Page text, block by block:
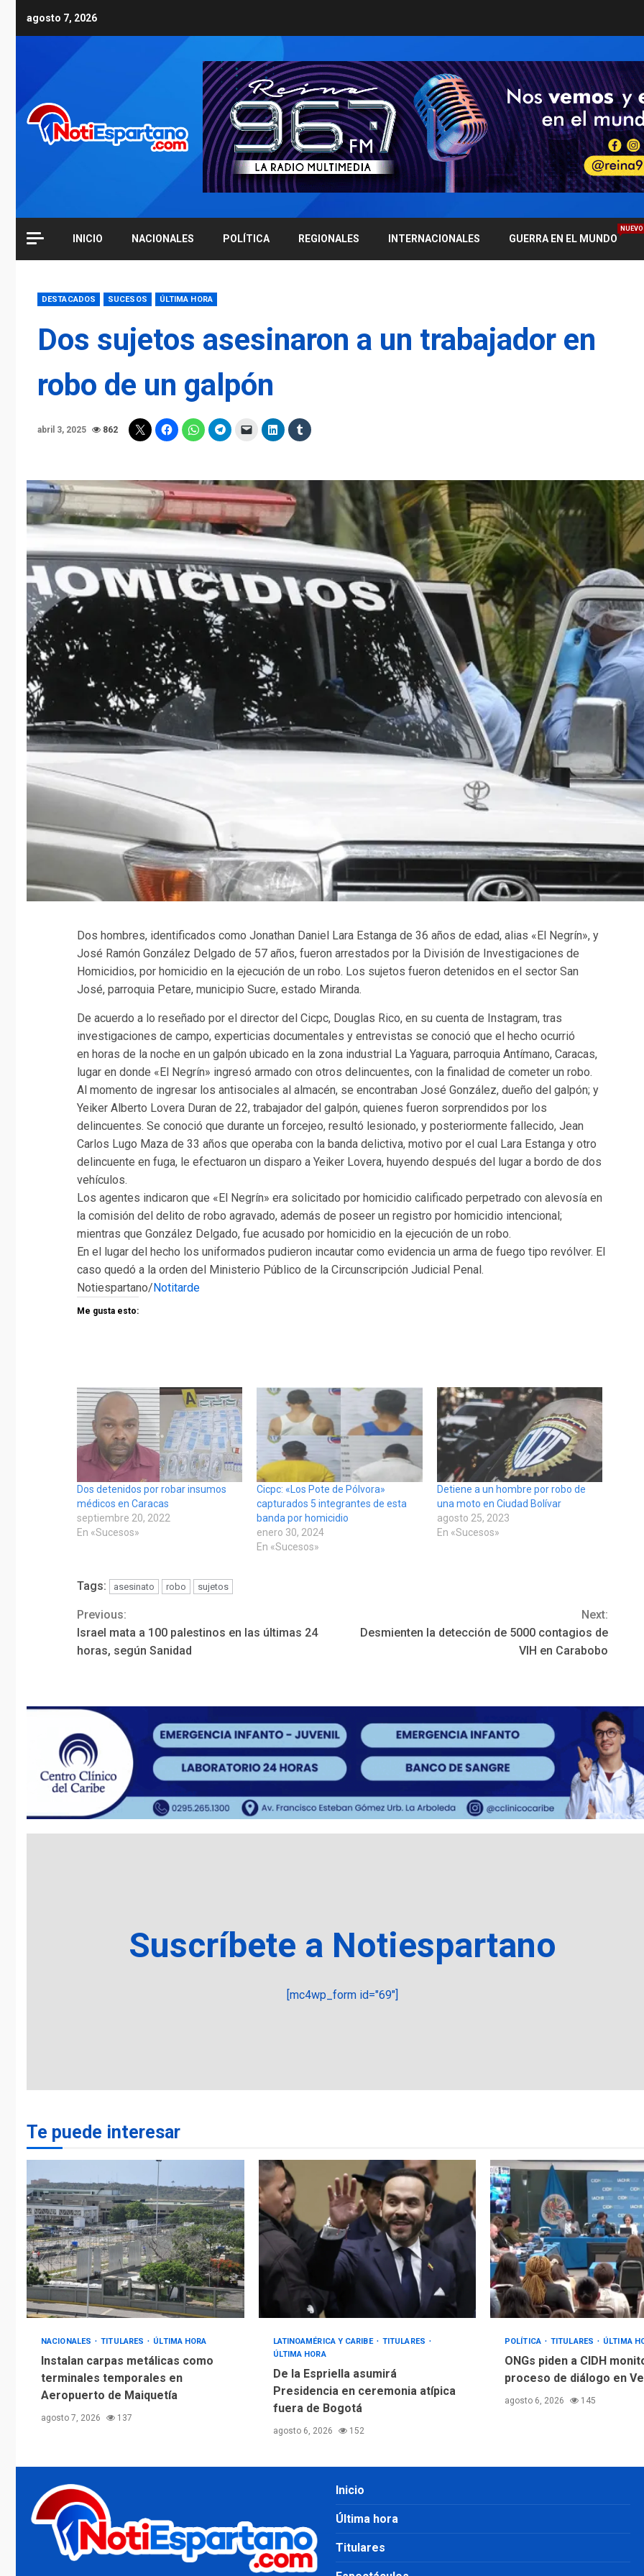
agosto 7, 2026
INICIO NACIONALES POLÍTICA REGIONALES INTERNACIONALES GUERRA EN EL MUNDO
NUEVO
DESTACADOS SUCESOS ÚLTIMA HORA
Dos sujetos asesinaron a un trabajador en
robo de un galpón
abril 3, 2025 862
Dos hombres, identificados como Jonathan Daniel Lara Estanga de 36 años de edad, alias «El Negrín», y
José Ramón González Delgado de 57 años, fueron arrestados por la División de Investigaciones de
Homicidios, por homicidio en la ejecución de un robo. Los sujetos fueron detenidos en el sector San
José, parroquia Petare, municipio Sucre, estado Miranda.
De acuerdo a lo reseñado por el director del Cicpc, Douglas Rico, en su cuenta de Instagram, tras
investigaciones de campo, experticias documentales y entrevistas se conoció que el hecho ocurrió
en horas de la noche en un galpón ubicado en la zona industrial La Yaguara, parroquia Antímano, Caracas,
lugar en donde «El Negrín» ingresó armado con otros delincuentes, con la finalidad de cometer un robo.
Al momento de ingresar los antisociales al almacén, se encontraban José González, dueño del galpón; y
Yeiker Alberto Lovera Duran de 22, trabajador del galpón, quienes fueron sorprendidos por los
delincuentes. Se conoció que durante un forcejeo, resultó lesionado, y posteriormente fallecido, Jean
Carlos Lugo Maza de 33 años que operaba con la banda delictiva, motivo por el cual Lara Estanga y otro
delincuente en fuga, le efectuaron un disparo a Yeiker Lovera, huyendo después del lugar a bordo de dos
vehículos.
Los agentes indicaron que «El Negrín» era solicitado por homicidio calificado perpetrado con alevosía en
la comisión del delito de robo agravado, además de poseer un registro por homicidio intencional;
mientras que González Delgado, fue acusado por homicidio en la ejecución de un robo.
En el lugar del hecho los uniformados pudieron incautar como evidencia un arma de fuego tipo revólver. El
caso quedó a la orden del Ministerio Público de la Circunscripción Judicial Penal.
Notiespartano/ Notitarde
Me gusta esto:
Dos detenidos por robar insumos
médicos en Caracas
septiembre 20, 2022
En «Sucesos»
Cicpc: «Los Pote de Pólvora»
capturados 5 integrantes de esta
banda por homicidio
enero 30, 2024
En «Sucesos»
Detiene a un hombre por robo de
una moto en Ciudad Bolívar
agosto 25, 2023
En «Sucesos»
Tags: asesinato robo sujetos
Continue
Reading
Previous:
Israel mata a 100 palestinos en las últimas 24
horas, según Sanidad
Next:
Desmienten la detección de 5000 contagios de
VIH en Carabobo
Suscríbete a Notiespartano
[mc4wp_form id="69"]
Te puede interesar
NACIONALES TITULARES ÚLTIMA HORA
Instalan carpas metálicas como
terminales temporales en
Aeropuerto de Maiquetía
agosto 7, 2026 137
LATINOAMÉRICA Y CARIBE
TITULARES
ÚLTIMA HORA
De la Espriella asumirá
Presidencia en ceremonia atípica
fuera de Bogotá
agosto 6, 2026 152
POLÍTICA TITULARES ÚLTIMA
ONGs piden a CIDH
proceso de diálogo en
agosto 6, 2026 145
Inicio
Última hora
Titulares